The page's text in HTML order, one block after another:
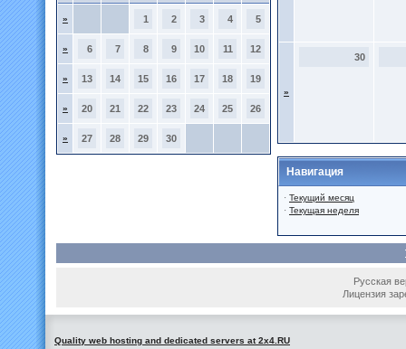
» 1 2 3 4 5
» 6 7 8 9 10 11 12
» 13 14 15 16 17 18 19
» 20 21 22 23 24 25 26
» 27 28 29 30
»
30
Навигация
· Текущий месяц
· Текущая неделя
Русская
Лицензия
Quality web hosting and dedicated servers at 2x4.RU